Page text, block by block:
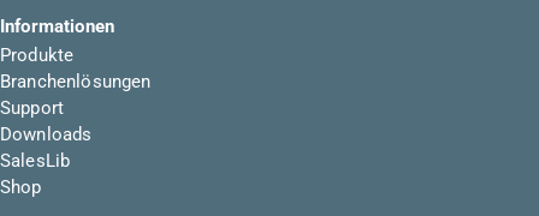
Informationen
Produkte
Branchenlösungen
Support
Downloads
SalesLib
Shop